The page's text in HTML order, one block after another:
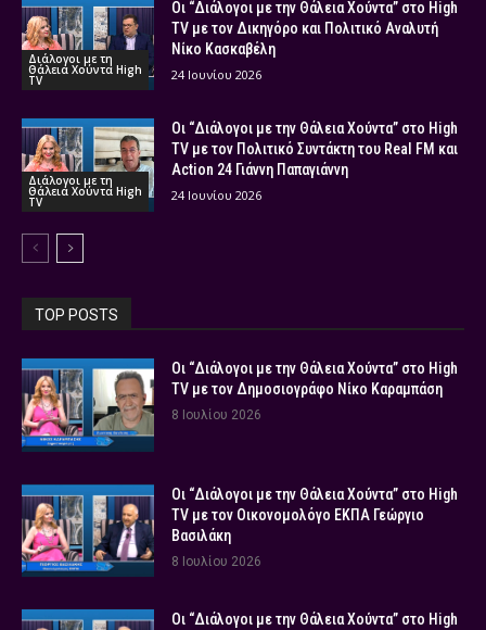
Διάλογοι με τη
Θάλεια Χούντα High
TV
Οι “Διάλογοι με την Θάλεια Χούντα” στο High
TV με τον Δικηγόρο και Πολιτικό Αναλυτή
Νίκο Κασκαβέλη
24 Ιουνίου 2026
Διάλογοι με τη
Θάλεια Χούντα High
TV
Οι “Διάλογοι με την Θάλεια Χούντα” στο High
TV με τον Πολιτικό Συντάκτη του Real FM και
Action 24 Γιάννη Παπαγιάννη
24 Ιουνίου 2026
TOP POSTS
Οι “Διάλογοι με την Θάλεια Χούντα” στο High
TV με τον Δημοσιογράφο Νίκο Καραμπάση
8 Ιουλίου 2026
Οι “Διάλογοι με την Θάλεια Χούντα” στο High
TV με τον Οικονομολόγο ΕΚΠΑ Γεώργιο
Βασιλάκη
8 Ιουλίου 2026
Οι “Διάλογοι με την Θάλεια Χούντα” στο High